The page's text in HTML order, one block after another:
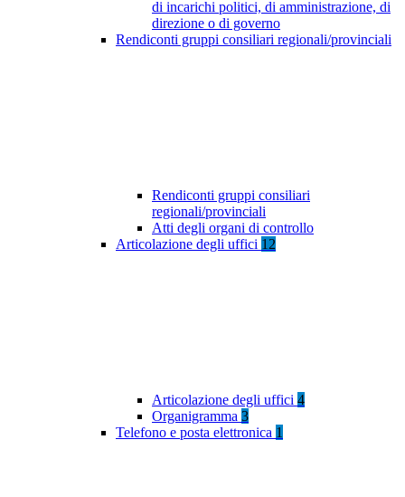
di incarichi politici, di amministrazione, di
direzione o di governo
Rendiconti gruppi consiliari regionali/provinciali
Rendiconti gruppi consiliari
regionali/provinciali
Atti degli organi di controllo
Articolazione degli uffici 12
Articolazione degli uffici 4
Organigramma 3
Telefono e posta elettronica 1